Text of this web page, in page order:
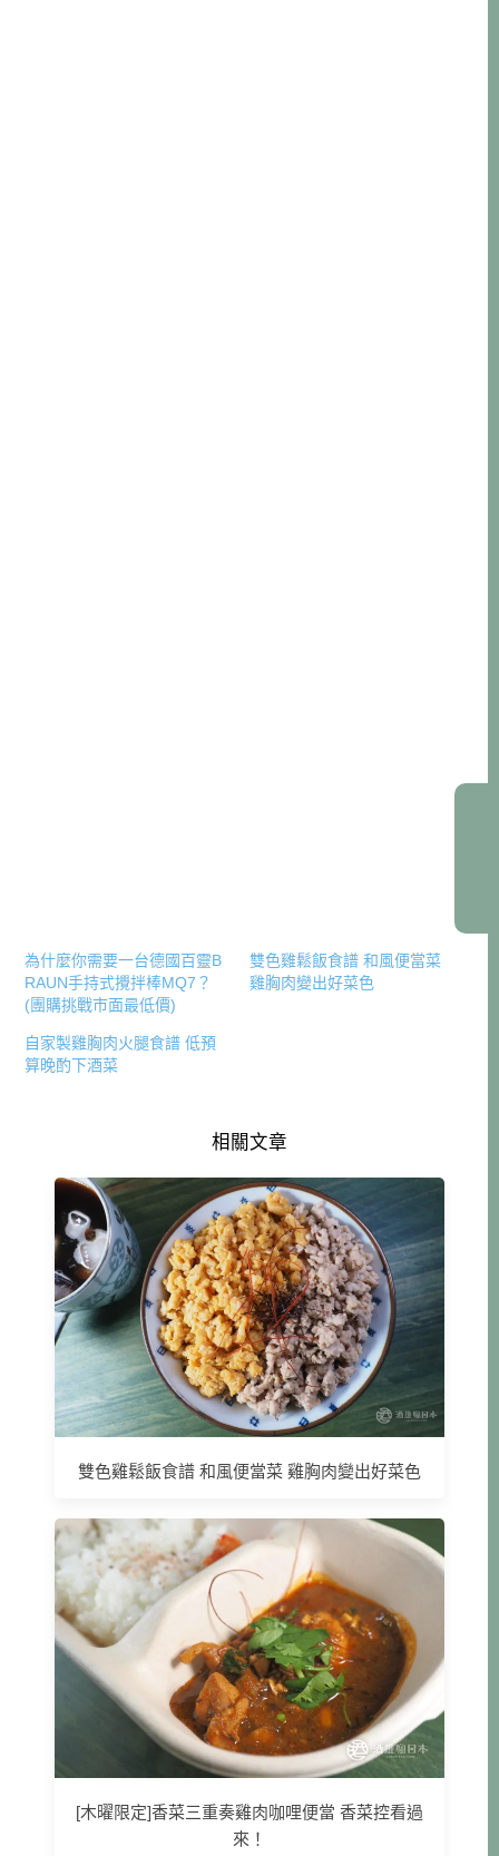
為什麼你需要一台德國百靈B
RAUN手持式攪拌棒MQ7？
(團購挑戰市面最低價)
雙色雞鬆飯食譜 和風便當菜
雞胸肉變出好菜色
自家製雞胸肉火腿食譜 低預
算晚酌下酒菜
相關文章
雙色雞鬆飯食譜 和風便當菜 雞胸肉變出好菜色
[木曜限定]香菜三重奏雞肉咖哩便當 香菜控看過
來！